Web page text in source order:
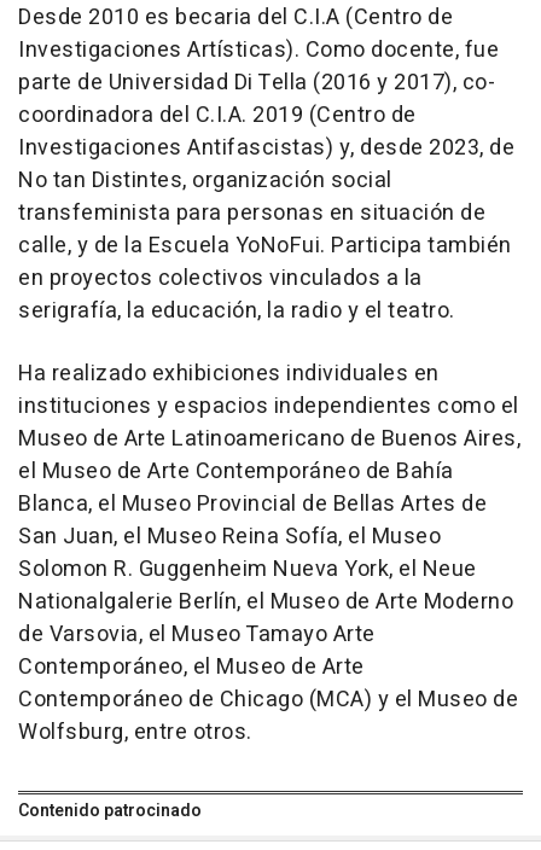
Desde 2010 es becaria del C.I.A (Centro de
Investigaciones Artísticas). Como docente, fue
parte de Universidad Di Tella (2016 y 2017), co-
coordinadora del C.I.A. 2019 (Centro de
Investigaciones Antifascistas) y, desde 2023, de
No tan Distintes, organización social
transfeminista para personas en situación de
calle, y de la Escuela YoNoFui. Participa también
en proyectos colectivos vinculados a la
serigrafía, la educación, la radio y el teatro.
Ha realizado exhibiciones individuales en
instituciones y espacios independientes como el
Museo de Arte Latinoamericano de Buenos Aires,
el Museo de Arte Contemporáneo de Bahía
Blanca, el Museo Provincial de Bellas Artes de
San Juan, el Museo Reina Sofía, el Museo
Solomon R. Guggenheim Nueva York, el Neue
Nationalgalerie Berlín, el Museo de Arte Moderno
de Varsovia, el Museo Tamayo Arte
Contemporáneo, el Museo de Arte
Contemporáneo de Chicago (MCA) y el Museo de
Wolfsburg, entre otros.
Contenido patrocinado